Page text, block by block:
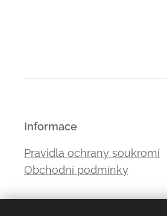
Informace
Pravidla ochrany soukromí
Obchodní podmínky